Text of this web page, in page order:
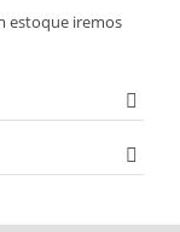
estoque iremos